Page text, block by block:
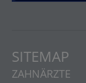
SITEMAP
ZAHNÄRZTE